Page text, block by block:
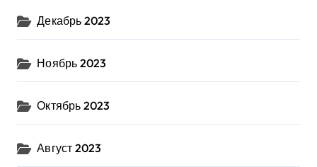
Декабрь 2023
Ноябрь 2023
Октябрь 2023
Август 2023